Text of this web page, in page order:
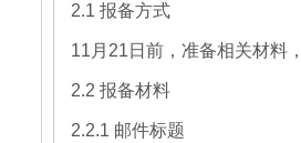
2.1 报备方式
11月21日前，准备相关材料
2.2 报备材料
2.2.1 邮件标题